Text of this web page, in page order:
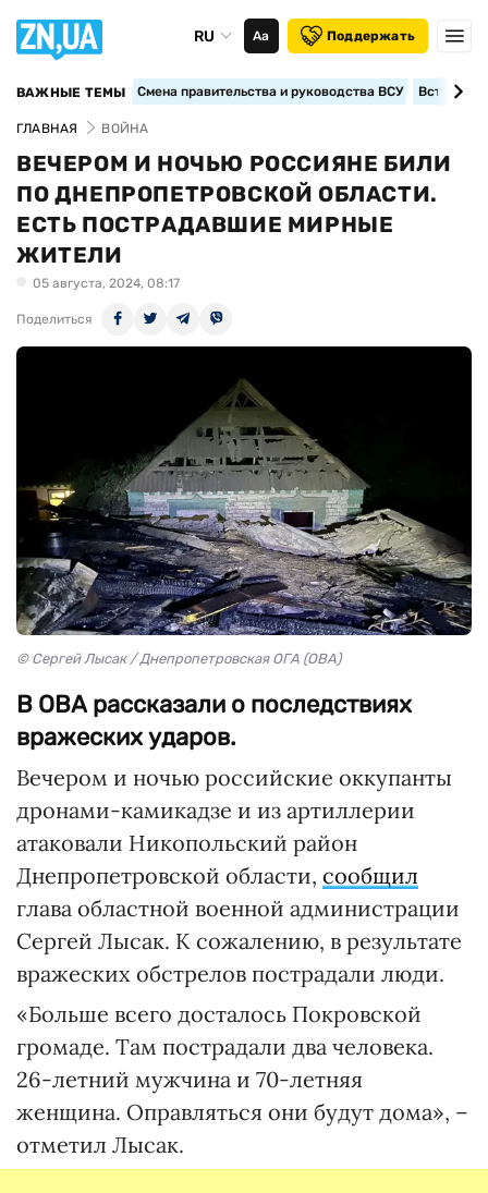
RU Аа Поддержать
ВАЖНЫЕ ТЕМЫ Смена правительства и руководства ВСУ
ГЛАВНАЯ ВОЙНА
ВЕЧЕРОМ И НОЧЬЮ РОССИЯНЕ БИЛИ
ПО ДНЕПРОПЕТРОВСКОЙ ОБЛАСТИ.
ЕСТЬ ПОСТРАДАВШИЕ МИРНЫЕ
ЖИТЕЛИ
05 августа, 2024, 08:17
Поделиться
© Сергей Лысак / Днепропетровская ОГА (ОВА)
В ОВА рассказали о последствиях
вражеских ударов.
Вечером и ночью российские оккупанты
дронами-камикадзе и из артиллерии
атаковали Никопольский район
Днепропетровской области, сообщил
глава областной военной администрации
Сергей Лысак. К сожалению, в результате
вражеских обстрелов пострадали люди.
«Больше всего досталось Покровской
громаде. Там пострадали два человека.
26-летний мужчина и 70-летняя
женщина. Оправляться они будут дома», –
отметил Лысак.